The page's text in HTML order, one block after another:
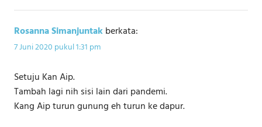
Rosanna Simanjuntakberkata:
7 Juni 2020 pukul 1:31 pm
Setuju Kan Aip.
Tambah lagi nih sisi lain dari pandemi.
Kang Aip turun gunung eh turun ke dapur.